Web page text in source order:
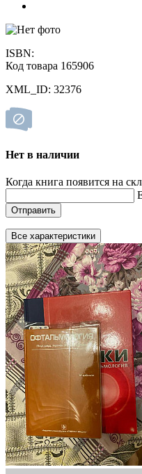
ISBN:
Код товара 165906
XML_ID: 32376
Нет в наличии
Когда книга появится на
Отправить
Все характеристики